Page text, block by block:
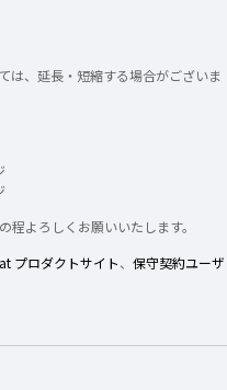
は、延長・短縮する場合がございま
よろしくお願いいたします。
プロダクトサイト、 保守契約ユーザ